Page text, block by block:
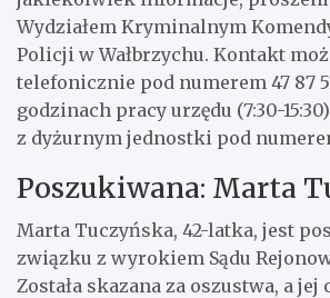
Wydziałem Kryminalnym
Policji w Wałbrzychu. Kontakt
telefonicznie pod numerem 47 87
godzinach pracy urzędu (7:30-
z dyżurnym jednostki pod
Poszukiwana: Marta
Marta Tuczyńska, 42-latka, jest
związku z wyrokiem Sądu
Została skazana za oszustwa, a jej